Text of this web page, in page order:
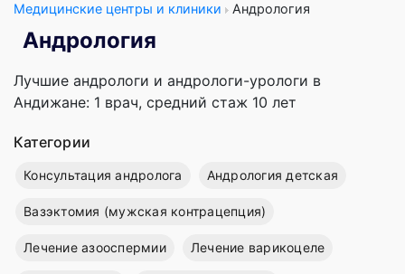
Медицинские центры и клиники Андрология
Андрология
Лучшие андрологи и андрологи-урологи в
Андижане: 1 врач, cредний стаж 10 лет
Категории
Консультация андролога Андрология детская
Вазэктомия (мужская контрацепция)
Лечение азооспермии Лечение варикоцеле